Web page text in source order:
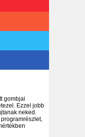
gombjai
Ezzel jobb
neked.